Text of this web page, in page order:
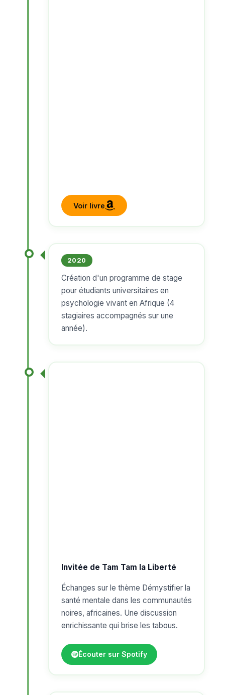
Voir livre
2020
Création d'un programme de stage
pour étudiants universitaires en
psychologie vivant en Afrique (4
stagiaires accompagnés sur une
année).
Invitée de Tam Tam la Liberté
Échanges sur le thème Démystifier la
santé mentale dans les communautés
noires, africaines. Une discussion
enrichissante qui brise les tabous.
Écouter sur Spotify